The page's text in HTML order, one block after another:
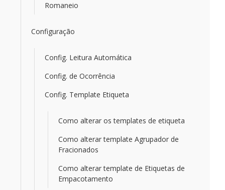
Romaneio
Configuração
Config. Leitura Automática
Config. de Ocorrência
Config. Template Etiqueta
Como alterar os templates de etiqueta
Como alterar template Agrupador de
Fracionados
Como alterar template de Etiquetas de
Empacotamento